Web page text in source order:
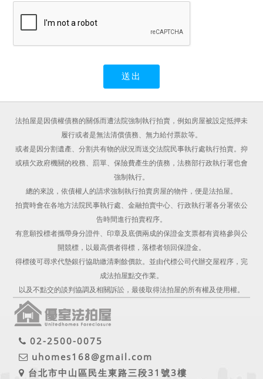
法拍屋是因債權債務的關係而遭法院強制執行拍賣，例如房屋被設定抵押未
履行或者是無法清償債務、無力給付票款等。
或者是因分割遺產、分割共有物的狀況而送交法院民事執行處執行拍賣。抑
或積欠政府機關的稅務、罰單、保險費產生的債務，法務部行政執行署也會
強制執行。
總的來說，依債權人的請求強制執行拍賣房屋的物件，便是法拍屋。
拍賣時會在各地方法院民事執行處、金融拍賣中心、行政執行署各分署依公
告時間進行拍賣程序。
有意願投標者攜帶身分證件、印章及底價兩成的保證金支票都有資格參與公
開競標，以最高價者得標，落標者領回保證金。
得標後可尋求代墊銀行協助繳清剩餘價款。並由代標公司代辦交屋程序，完
成法拍屋點交作業。
以及不點交的談判協調及相關訴訟，最後取得法拍屋的所有權及使用權。
02-2500-0075
uhomes168@gmail.com
台北市中山區民生東路三段31號3樓